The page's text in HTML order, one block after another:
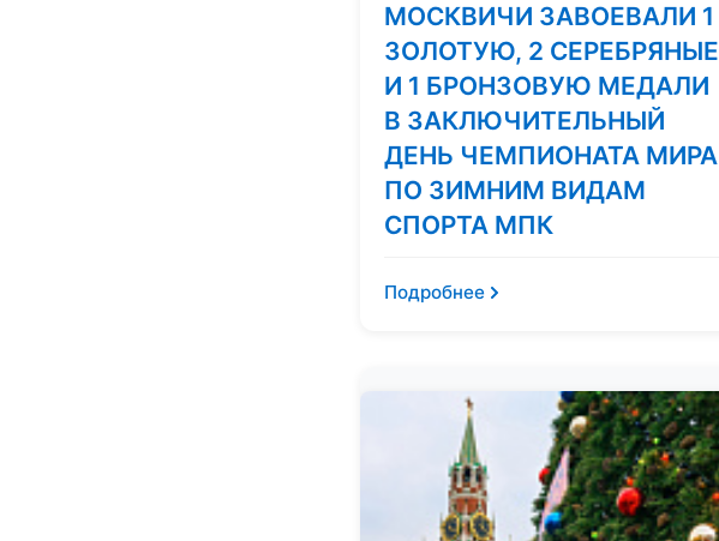
МОСКВИЧИ ЗАВОЕВАЛИ 1
ЗОЛОТУЮ, 2 СЕРЕБРЯНЫЕ
И 1 БРОНЗОВУЮ МЕДАЛИ
В ЗАКЛЮЧИТЕЛЬНЫЙ
ДЕНЬ ЧЕМПИОНАТА МИРА
ПО ЗИМНИМ ВИДАМ
СПОРТА МПК
Подробнее